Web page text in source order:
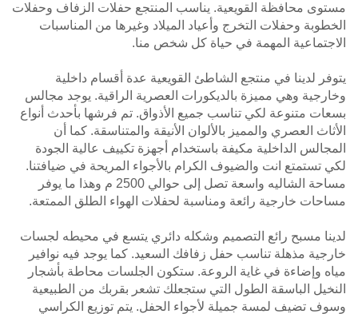
مستوى محافظة القويعية. يناسب المنتجع حفلات الزفاف وحفلات
الخطوبة وحفلات التخرج وأعياد الميلاد وغيرها من المناسبات
الاجتماعية المهمة في حياة كل شخص منا.
يتوفر لدينا في منتجع الشاطئ القويعية عدة أقسام داخلية
وخارجية وهي مميزة بالديكورات العصرية الراقية. يوجد مجالس
بسعات متنوعة لكي تناسب جميع الأذواق. تم فرشها بأحدث أنواع
الأثاث العصري والمميز بالألوان الأنيقة والمتناسقة. كما أن
المجالس الداخلية مكيفة باستخدام أجهزة تكييف عالية الجودة
لكي تستمتع انت والضيوف الكرام بالأجواء المريحة في ضيافتنا.
مساحة الشاليه واسعة تصل إلى حوالي 2500 م وهذا ما يوفر
مساحات خارجية رائعة ومناسبة لحفلات الهواء الطلق الممتعة.
لدينا مسبح رائع التصميم وشكله دائري يتسع في محيطه لجسات
خارجية مذهلة تناسب حفل زفافك السعيد. كما يوجد فيه نوافير
مياه وإضاءة في غاية الروعة. ستكون الجلسات محاطة بأشجار
النخيل الباسقة الطول التي ستجعلك تشعر بقربك من الطبيعية
وسوف تضيف لمسة جميلة لأجواء الحفل. يتم توزيع الكراسي